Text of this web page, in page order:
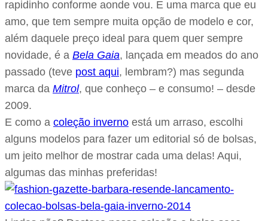
rapidinho conforme aonde vou. E uma marca que eu
amo, que tem sempre muita opção de modelo e cor,
além daquele preço ideal para quem quer sempre
novidade, é a Bela Gaia, lançada em meados do ano
passado (teve post aqui, lembram?) mas segunda
marca da Mitrol, que conheço – e consumo! – desde
2009.
E como a coleção inverno está um arraso, escolhi
alguns modelos para fazer um editorial só de bolsas,
um jeito melhor de mostrar cada uma delas! Aqui,
algumas das minhas preferidas!